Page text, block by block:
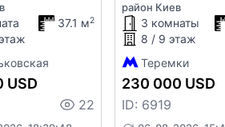
37.1 м2
USD
22
район Киев
3 комнаты
8 / 9 этаж
Теремки
230 000 USD
ID: 6919